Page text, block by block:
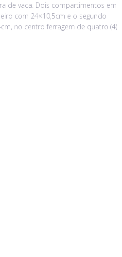
de vaca. Dois compartimentos em
com 24×10,5cm e o segundo
no centro ferragem de quatro (4)